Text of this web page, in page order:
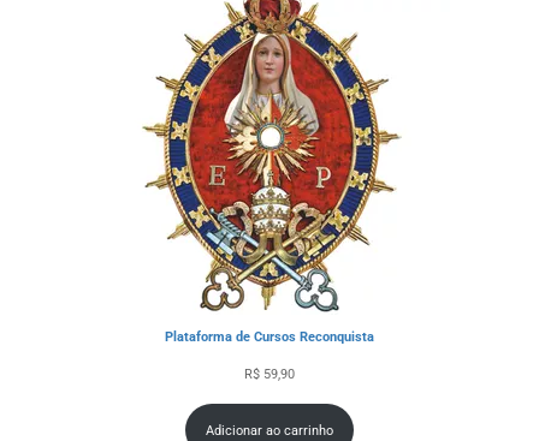
Plataforma de Cursos Reconquista
R$ 59,90
Adicionar ao carrinho